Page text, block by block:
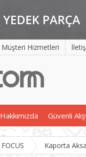
Müşteri Hizmetleri
Hakkımızda Güvenli
FOCUS Kaporta